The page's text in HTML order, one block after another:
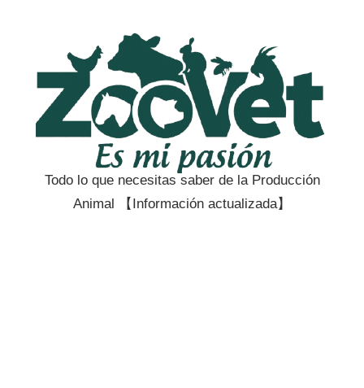
contenido
Zootecnia
Todo lo que necesitas saber de la Producción
Animal 【Información actualizada】